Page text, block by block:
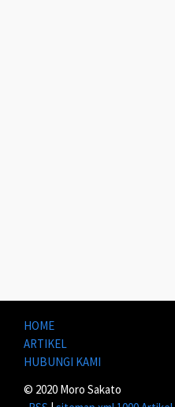
HOME
ARTIKEL
HUBUNGI KAMI
© 2020 Moro Sakato